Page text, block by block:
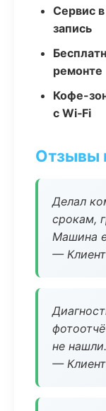
Сервис
запись
ремонте
Кофе-
с Wi‑Fi
Отзывы
Делал
срокам,
Машина
—
не нашли.
—